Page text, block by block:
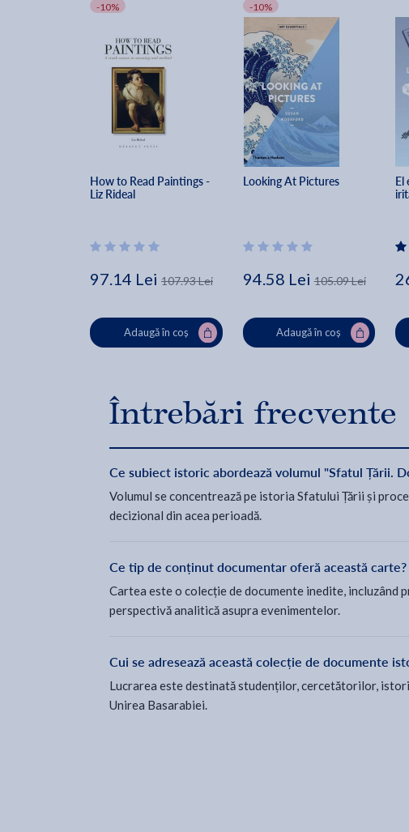
-10%
How to Read Paintings -
Liz Rideal
97.14 Lei 107.93 Lei
Adaugă în coș
-10%
Looking At Pictures
94.58 Lei 105.09 Lei
Adaugă în coș
El
Întrebări frecvente
Ce subiect istoric abordează volumul "Sfatul Țării.
Volumul se concentrează pe istoria Sfatului Țării și
decizional din acea perioadă.
Ce tip de conținut documentar oferă această carte?
Cartea este o colecție de documente inedite,
perspectivă analitică asupra evenimentelor.
Cui se adresează această colecție de documente
Lucrarea este destinată studenților, cercetătorilor,
Unirea Basarabiei.